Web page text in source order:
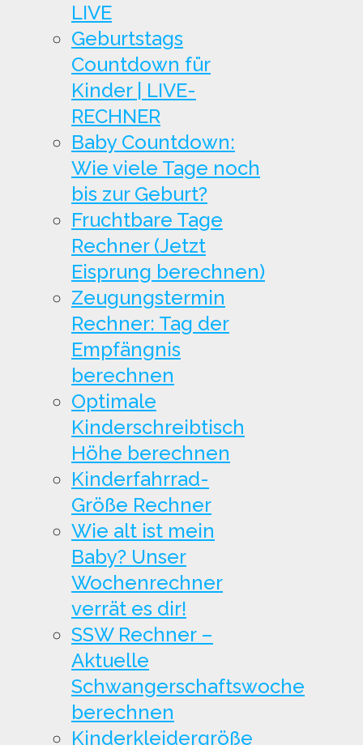
LIVE
Geburtstags
Countdown für
Kinder | LIVE-
RECHNER
Baby Countdown:
Wie viele Tage noch
bis zur Geburt?
Fruchtbare Tage
Rechner (Jetzt
Eisprung berechnen)
Zeugungstermin
Rechner: Tag der
Empfängnis
berechnen
Optimale
Kinderschreibtisch
Höhe berechnen
Kinderfahrrad-
Größe Rechner
Wie alt ist mein
Baby? Unser
Wochenrechner
verrät es dir!
SSW Rechner –
Aktuelle
Schwangerschaftswoche
berechnen
Kinderkleidergröße